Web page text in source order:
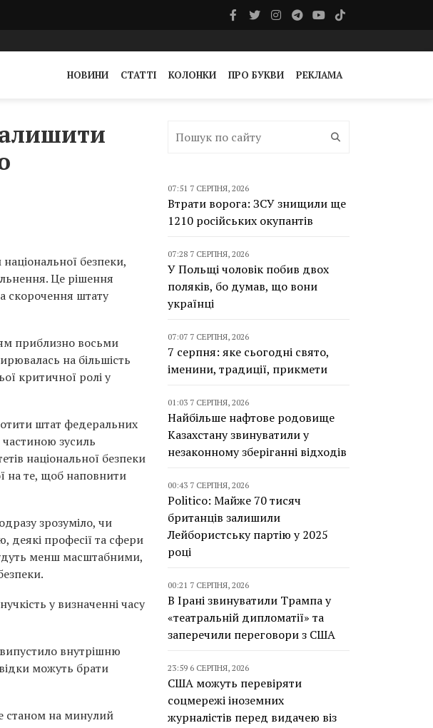
НОВИНИ СТАТТІ КОЛОНКИ ПРО БУКВИ РЕКЛАМА
безпеки,
Це рішення
скорочення штату
приблизно восьми
на більшість
критичної ролі у
штат федеральних
зусиль
національної безпеки
на те, щоб наповнити
зрозуміло, чи
деякі професії та сфери
менш масштабними,
у визначенні часу
внутрішню
можуть брати
станом на минулий
07:51 7 СЕРПНЯ, 2026
Втрати ворога: ЗСУ знищили ще
1210 російських окупантів
07:28 7 СЕРПНЯ, 2026
У Польщі чоловік побив двох
поляків, бо думав, що вони
українці
07:07 7 СЕРПНЯ, 2026
7 серпня: яке сьогодні свято,
іменини, традиції, прикмети
01:03 7 СЕРПНЯ, 2026
Найбільше нафтове родовище
Казахстану звинуватили у
незаконному зберіганні відходів
00:43 7 СЕРПНЯ, 2026
Politico: Майже 70 тисяч
британців залишили
Лейбористську партію у 2025
році
00:21 7 СЕРПНЯ, 2026
В Ірані звинуватили Трампа у
«театральній дипломатії» та
заперечили переговори з США
23:59 6 СЕРПНЯ, 2026
США можуть перевіряти
соцмережі іноземних
журналістів перед видачею віз